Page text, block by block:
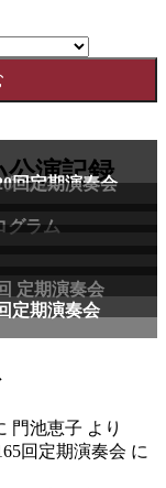
公演記録
ラム
回定期演奏会
グラム
定期演奏会
定期演奏会
門池恵子 より
回定期演奏会 に